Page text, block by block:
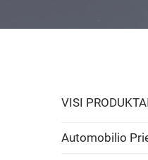
VISI PRODUKTAI
Automobilio